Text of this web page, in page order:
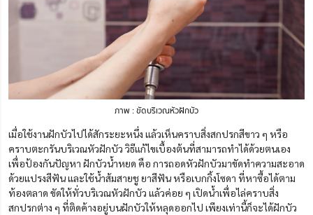
ภาพ : ขัดบริเวณหัวฝักบัว
เมื่อใช้งานฝักบัวไปได้สักระยะหนึ่ง แล้วเห็นคราบสิ่งสกปรกสีขาว ๆ หรือ
คราบตะกรันบริเวณหัวฝักบัว วิธีแก้ไขเบื้องต้นที่สามารถทำได้ด้วยตนเอง
เพื่อป้องกันปัญหา ฝักบัวน้ำหยด คือ การถอดหัวฝักบัวมาขัดทำความสะอาด
ด้วยแปรงสีฟัน และใช้น้ำส้มสายชู ยาสีฟัน หรือเบกกิ้งโซดา ที่หาซื้อได้ตาม
ท้องตลาด ขัดให้ทั่วบริเวณหัวฝักบัว แล้วค่อย ๆ เปิดน้ำเพื่อไล่คราบสิ่ง
สกปรกต่าง ๆ ที่ติดค้างอยู่บนฝักบัวให้หลุดออกไป เพียงเท่านี้ก็จะได้ฝักบัว